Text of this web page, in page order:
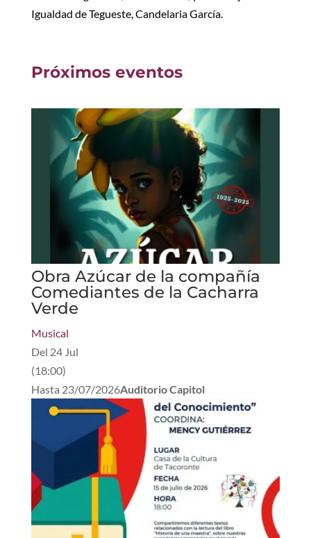
Igualdad de Tegueste, Candelaria García.
Próximos eventos
Obra Azúcar de la compañía
Comediantes de la Cacharra
Verde
Musical
Del 24 Jul
(18:00)
Hasta 23/07/2026Auditorio Capitol